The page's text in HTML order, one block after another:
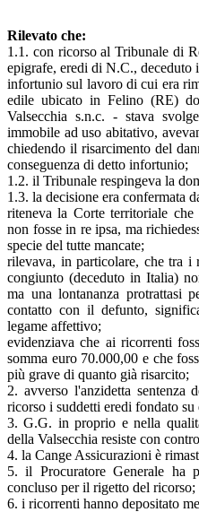
Rilevato che:
1.1. con ricorso al Tribunale di
epigrafe, eredi di N.C., deceduto
infortunio sul lavoro di cui era
edile ubicato in Felino (RE)
Valsecchia s.n.c. - stava
immobile ad uso abitativo,
chiedendo il risarcimento del
conseguenza di detto infortunio;
1.2. il Tribunale respingeva la
1.3. la decisione era confermata
riteneva la Corte territoriale
non fosse in re ipsa, ma
specie del tutte mancate;
rilevava, in particolare, che tra
congiunto (deceduto in Italia)
ma una lontananza protrattasi
contatto con il defunto,
legame affettivo;
evidenziava che ai ricorrenti
somma euro 70.000,00 e che
più grave di quanto già risarcito;
2. avverso l'anzidetta sentenza
ricorso i suddetti eredi fondato
3. G.G. in proprio e nella
della Valsecchia resiste con
4. la Cange Assicurazioni è
5. il Procuratore Generale ha
concluso per il rigetto del
6. i ricorrenti hanno depositato